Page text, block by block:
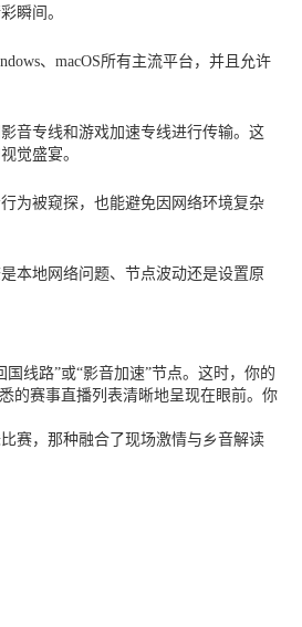
瞬间。
、macOS所有主流平台，并且允许
音专线和游戏加速专线进行传输。这
觉盛宴。
为被窥探，也能避免因网络环境复杂
本地网络问题、节点波动还是设置原
线路”或“影音加速”节点。这时，你的
的赛事直播列表清晰地呈现在眼前。你
赛，那种融合了现场激情与乡音解读